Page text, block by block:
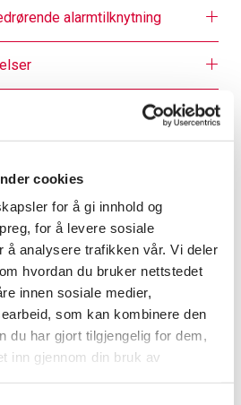
cookies
for å gi innhold og
for å levere sosiale
å analysere trafikken vår. Vi deler
hvordan du bruker nettstedet
innen sosiale medier,
som kan kombinere den
du har gjort tilgjengelig for dem,
inn gjennom din bruk av
alarmtilknytning
i bolig
(§ 13)